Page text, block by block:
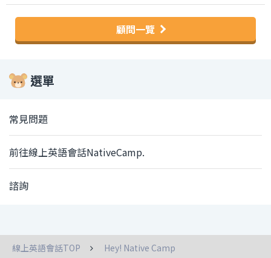
顧問一覽
選單
常見問題
前往線上英語會話NativeCamp.
諮詢
線上英語會話TOP
Hey! Native Camp